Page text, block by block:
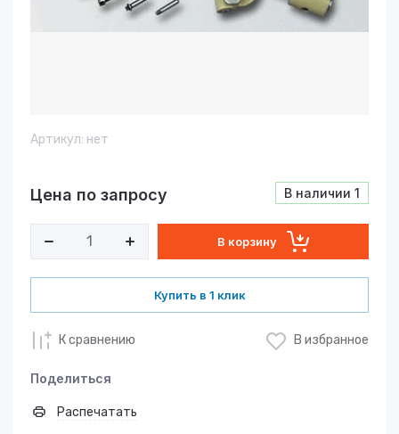
Артикул: нет
В наличии 1
Цена по запросу
В корзину
Купить в 1 клик
К сравнению В избранное
Поделиться
Распечатать